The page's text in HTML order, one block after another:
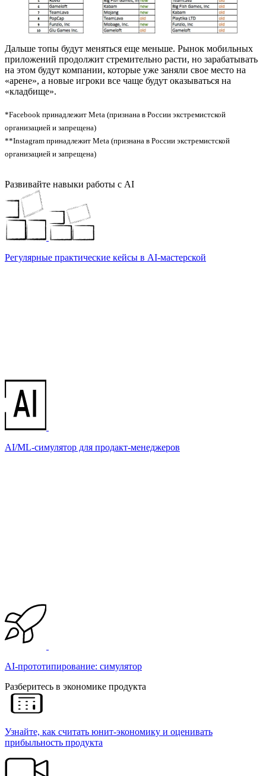
Дальше топы будут меняться еще меньше. Рынок мобильных
приложений продолжит стремительно расти, но зарабатывать
на этом будут компании, которые уже заняли свое место на
«арене», а новые игроки все чаще будут оказываться на
«кладбище».
*Facebook принадлежит Meta (признана в России экстремистской
организацией и запрещена)
**Instagram принадлежит Meta (признана в России экстремистской
организацией и запрещена)
Развивайте навыки работы с AI
Регулярные практические кейсы в AI-мастерской
AI/ML-симулятор для продакт-менеджеров
AI-прототипирование: симулятор
Разберитесь в экономике продукта
Узнайте, как считать юнит-экономику и оценивать
прибыльность продукта